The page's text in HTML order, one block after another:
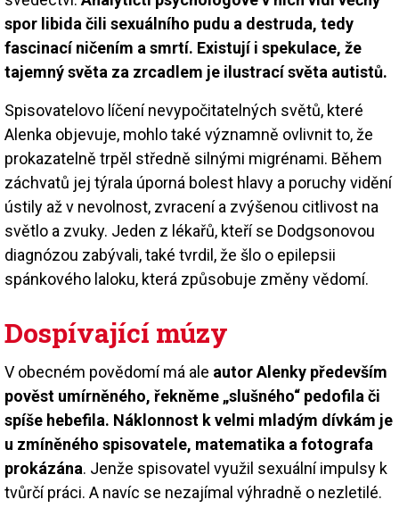
spor libida čili sexuálního pudu a destruda, tedy
fascinací ničením a smrtí. Existují i spekulace, že
tajemný světa za zrcadlem je ilustrací světa autistů.
Spisovatelovo líčení nevypočitatelných světů, které
Alenka objevuje, mohlo také významně ovlivnit to, že
prokazatelně trpěl středně silnými migrénami. Během
záchvatů jej týrala úporná bolest hlavy a poruchy vidění
ústily až v nevolnost, zvracení a zvýšenou citlivost na
světlo a zvuky. Jeden z lékařů, kteří se Dodgsonovou
diagnózou zabývali, také tvrdil, že šlo o epilepsii
spánkového laloku, která způsobuje změny vědomí.
Dospívající múzy
V obecném povědomí má ale autor Alenky především
pověst umírněného, řekněme „slušného“ pedofila či
spíše hebefila. Náklonnost k velmi mladým dívkám je
u zmíněného spisovatele, matematika a fotografa
prokázána. Jenže spisovatel využil sexuální impulsy k
tvůrčí práci. A navíc se nezajímal výhradně o nezletilé.